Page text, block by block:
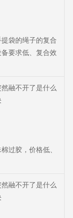
袋的绳子的复合
要求低、复合效
融不开了是什么
过胶，价格低、
融不开了是什么